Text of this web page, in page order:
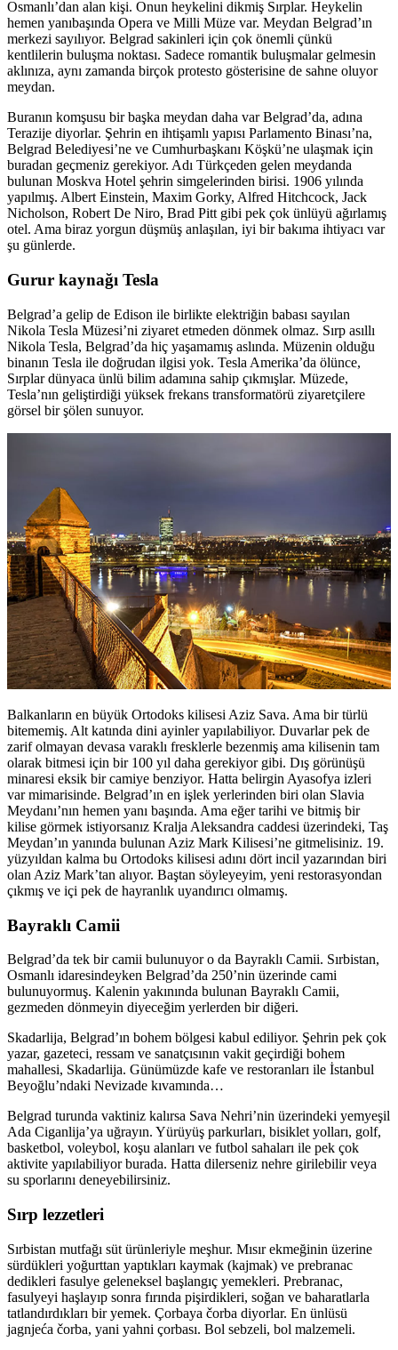
Osmanlı’dan alan kişi. Onun heykelini dikmiş Sırplar. Heykelin
hemen yanıbaşında Opera ve Milli Müze var. Meydan Belgrad’ın
merkezi sayılıyor. Belgrad sakinleri için çok önemli çünkü
kentlilerin buluşma noktası. Sadece romantik buluşmalar gelmesin
aklınıza, aynı zamanda birçok protesto gösterisine de sahne oluyor
meydan.
Buranın komşusu bir başka meydan daha var Belgrad’da, adına
Terazije diyorlar. Şehrin en ihtişamlı yapısı Parlamento Binası’na,
Belgrad Belediyesi’ne ve Cumhurbaşkanı Köşkü’ne ulaşmak için
buradan geçmeniz gerekiyor. Adı Türkçeden gelen meydanda
bulunan Moskva Hotel şehrin simgelerinden birisi. 1906 yılında
yapılmış. Albert Einstein, Maxim Gorky, Alfred Hitchcock, Jack
Nicholson, Robert De Niro, Brad Pitt gibi pek çok ünlüyü ağırlamış
otel. Ama biraz yorgun düşmüş anlaşılan, iyi bir bakıma ihtiyacı var
şu günlerde.
Gurur kaynağı Tesla
Belgrad’a gelip de Edison ile birlikte elektriğin babası sayılan
Nikola Tesla Müzesi’ni ziyaret etmeden dönmek olmaz. Sırp asıllı
Nikola Tesla, Belgrad’da hiç yaşamamış aslında. Müzenin olduğu
binanın Tesla ile doğrudan ilgisi yok. Tesla Amerika’da ölünce,
Sırplar dünyaca ünlü bilim adamına sahip çıkmışlar. Müzede,
Tesla’nın geliştirdiği yüksek frekans transformatörü ziyaretçilere
görsel bir şölen sunuyor.
Balkanların en büyük Ortodoks kilisesi Aziz Sava. Ama bir türlü
bitememiş. Alt katında dini ayinler yapılabiliyor. Duvarlar pek de
zarif olmayan devasa varaklı fresklerle bezenmiş ama kilisenin tam
olarak bitmesi için bir 100 yıl daha gerekiyor gibi. Dış görünüşü
minaresi eksik bir camiye benziyor. Hatta belirgin Ayasofya izleri
var mimarisinde. Belgrad’ın en işlek yerlerinden biri olan Slavia
Meydanı’nın hemen yanı başında. Ama eğer tarihi ve bitmiş bir
kilise görmek istiyorsanız Kralja Aleksandra caddesi üzerindeki, Taş
Meydan’ın yanında bulunan Aziz Mark Kilisesi’ne gitmelisiniz. 19.
yüzyıldan kalma bu Ortodoks kilisesi adını dört incil yazarından biri
olan Aziz Mark’tan alıyor. Baştan söyleyeyim, yeni restorasyondan
çıkmış ve içi pek de hayranlık uyandırıcı olmamış.
Bayraklı Camii
Belgrad’da tek bir camii bulunuyor o da Bayraklı Camii. Sırbistan,
Osmanlı idaresindeyken Belgrad’da 250’nin üzerinde cami
bulunuyormuş. Kalenin yakınında bulunan Bayraklı Camii,
gezmeden dönmeyin diyeceğim yerlerden bir diğeri.
Skadarlija, Belgrad’ın bohem bölgesi kabul ediliyor. Şehrin pek çok
yazar, gazeteci, ressam ve sanatçısının vakit geçirdiği bohem
mahallesi, Skadarlija. Günümüzde kafe ve restoranları ile İstanbul
Beyoğlu’ndaki Nevizade kıvamında…
Belgrad turunda vaktiniz kalırsa Sava Nehri’nin üzerindeki yemyeşil
Ada Ciganlija’ya uğrayın. Yürüyüş parkurları, bisiklet yolları, golf,
basketbol, voleybol, koşu alanları ve futbol sahaları ile pek çok
aktivite yapılabiliyor burada. Hatta dilerseniz nehre girilebilir veya
su sporlarını deneyebilirsiniz.
Sırp lezzetleri
Sırbistan mutfağı süt ürünleriyle meşhur. Mısır ekmeğinin üzerine
sürdükleri yoğurttan yaptıkları kaymak (kajmak) ve prebranac
dedikleri fasulye geleneksel başlangıç yemekleri. Prebranac,
fasulyeyi haşlayıp sonra fırında pişirdikleri, soğan ve baharatlarla
tatlandırdıkları bir yemek. Çorbaya čorba diyorlar. En ünlüsü
jagnjeća čorba, yani yahni çorbası. Bol sebzeli, bol malzemeli.